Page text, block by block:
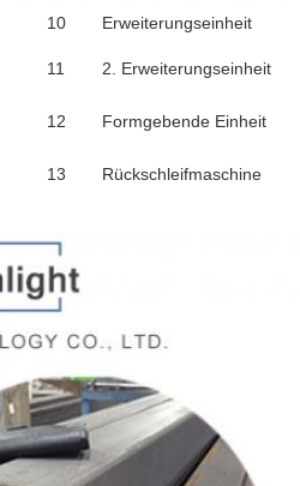
10 Erweiterungseinheit
11 2. Erweiterungseinheit
12 Formgebende Einheit
13 Rückschleifmaschine